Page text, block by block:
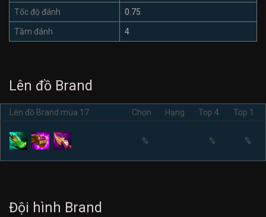
Tốc độ đánh 0.75
Tầm đánh 4
Lên đồ Brand
Lên đồ Brand mùa 17 Chọn Hạng Top 4 Top 1
% % %
Đội hình Brand